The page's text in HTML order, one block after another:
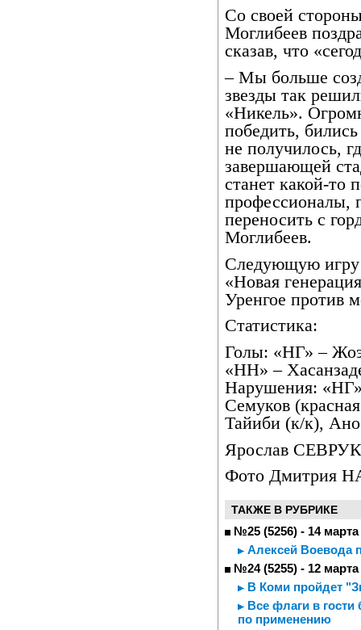
Со своей
Моглибеев
сказав, что
– Мы больше
звезды так
«Никель».
победить,
не получилось,
завершающей
станет какой-то
профессионалы,
переносить с
Моглибеев.
Следующую игру
«Новая
Уренгое против
Статистика:
Голы: «НГ» –
«НН» –
Нарушения: «НГ»
Семуков
Тайиби (к/к),
Ярослав СЕВРУК
Фото Дмитрия
ТАКЖЕ В РУБРИКЕ
№25 (5256) - 14 марта
Алексей Воевода
№24 (5255) - 12 марта
В Коми пройдет
Все флаги в гости
по применению